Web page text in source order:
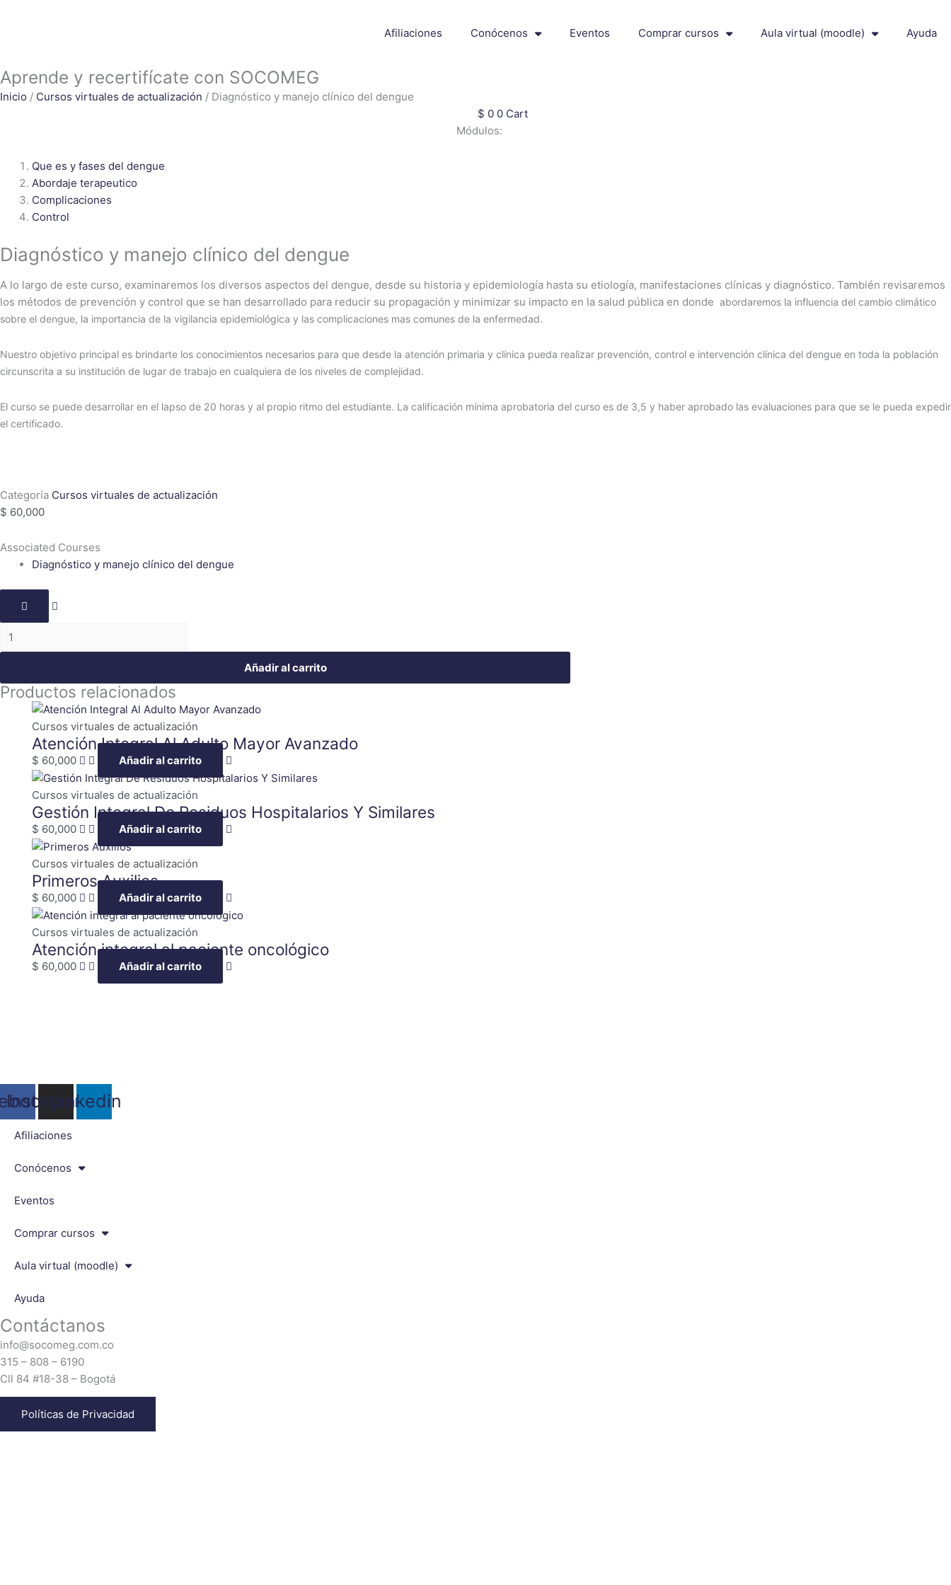
Afiliaciones Conócenos Eventos Comprar cursos Aula virtual (moodle) Ayuda
Aprende y recertifícate con SOCOMEG
Inicio / Cursos virtuales de actualización / Diagnóstico y manejo clínico del dengue
$ 0 0 Cart
Módulos:
Que es y fases del dengue
Abordaje terapeutico
Complicaciones
Control
Diagnóstico y manejo clínico del dengue
A lo largo de este curso, examinaremos los diversos aspectos del dengue, desde su historia y epidemiología hasta su etiología, manifestaciones clínicas y diagnóstico. También revisaremos
los métodos de prevención y control que se han desarrollado para reducir su propagación y minimizar su impacto en la salud pública en donde abordaremos la influencia del cambio climático
sobre el dengue, la importancia de la vigilancia epidemiológica y las complicaciones mas comunes de la enfermedad.
Nuestro objetivo principal es brindarte los conocimientos necesarios para que desde la atención primaria y clínica pueda realizar prevención, control e intervención clínica del dengue en toda la población
circunscrita a su institución de lugar de trabajo en cualquiera de los niveles de complejidad.
El curso se puede desarrollar en el lapso de 20 horas y al propio ritmo del estudiante. La calificación mínima aprobatoria del curso es de 3,5 y haber aprobado las evaluaciones para que se le pueda expedir
el certificado.
Categoría Cursos virtuales de actualización
$ 60,000
Associated Courses
Diagnóstico y manejo clínico del dengue
del
dengue
Añadir al carrito
Productos relacionados
Cursos virtuales de actualización
Atención Integral Al Adulto Mayor Avanzado
$ 60,000 Añadir al carrito
Cursos virtuales de actualización
Gestión Integral De Residuos Hospitalarios Y Similares
$ 60,000 Añadir al carrito
Cursos virtuales de actualización
Primeros Auxilios
$ 60,000 Añadir al carrito
Cursos virtuales de actualización
Atención integral al paciente oncológico
$ 60,000 Añadir al carrito
Instagram
Linkedin
Afiliaciones
Conócenos
Eventos
Comprar cursos
Aula virtual (moodle)
Ayuda
Contáctanos
info@socomeg.com.co
315 – 808 – 6190
Cll 84 #18-38 – Bogotá
Políticas de Privacidad